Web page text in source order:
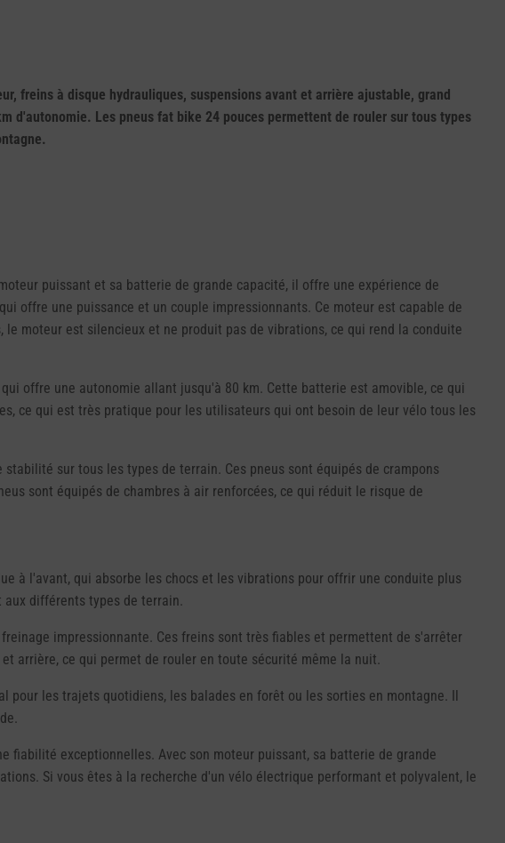
freins à disque hydrauliques, suspensions avant et arrière ajustable, grand
d'autonomie. Les pneus fat bike 24 pouces permettent de rouler sur tous types
puissant et sa batterie de grande capacité, il offre une expérience de
offre une puissance et un couple impressionnants. Ce moteur est capable de
moteur est silencieux et ne produit pas de vibrations, ce qui rend la conduite
offre une autonomie allant jusqu'à 80 km. Cette batterie est amovible, ce qui
ce qui est très pratique pour les utilisateurs qui ont besoin de leur vélo tous les
sur tous les types de terrain. Ces pneus sont équipés de crampons
sont équipés de chambres à air renforcées, ce qui réduit le risque de
à l'avant, qui absorbe les chocs et les vibrations pour offrir une conduite plus
différents types de terrain.
impressionnante. Ces freins sont très fiables et permettent de s'arrêter
arrière, ce qui permet de rouler en toute sécurité même la nuit.
les trajets quotidiens, les balades en forêt ou les sorties en montagne. Il
fiabilité exceptionnelles. Avec son moteur puissant, sa batterie de grande
Si vous êtes à la recherche d'un vélo électrique performant et polyvalent, le